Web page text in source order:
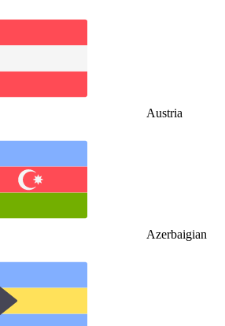
Austria
Azerbaigian